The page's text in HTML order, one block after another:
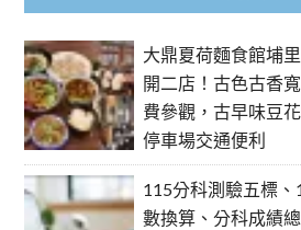
大鼎夏荷麵食館埔
開二店！古色古香
費參觀，古早味豆
停車場交通便利
115分科測驗五標
數換算、分科成績